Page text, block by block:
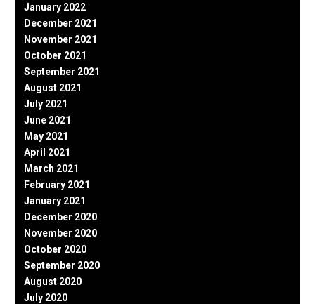
January 2022
December 2021
November 2021
October 2021
September 2021
August 2021
July 2021
June 2021
May 2021
April 2021
March 2021
February 2021
January 2021
December 2020
November 2020
October 2020
September 2020
August 2020
July 2020